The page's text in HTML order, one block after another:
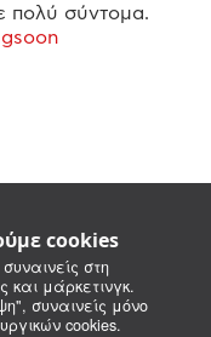
cookies
στη
και μάρκετινγκ.
συναινείς μόνο
cookies.
πολύ σύντομα.